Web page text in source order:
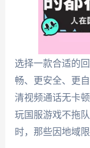
选择一款合适的
畅、更安全、更
清视频通话无卡
玩国服游戏不拖
时，那些因地域